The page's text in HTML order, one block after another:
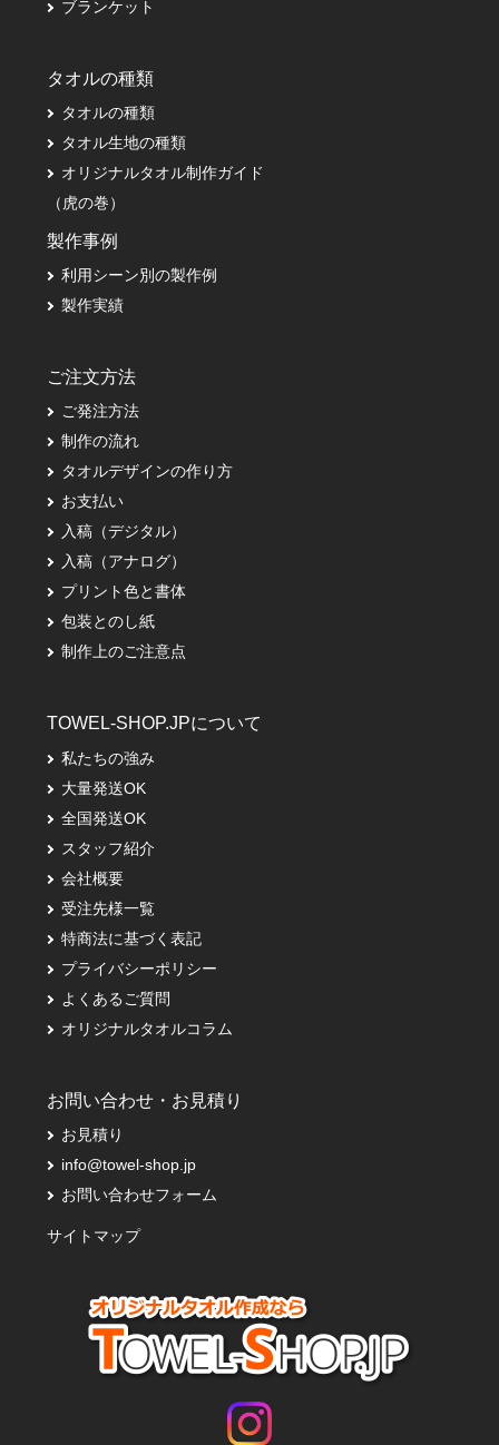
ブランケット
タオルの種類
タオルの種類
タオル生地の種類
オリジナルタオル制作ガイド
（虎の巻）
製作事例
利用シーン別の製作例
製作実績
ご注文方法
ご発注方法
制作の流れ
タオルデザインの作り方
お支払い
入稿（デジタル）
入稿（アナログ）
プリント色と書体
包装とのし紙
制作上のご注意点
TOWEL-SHOP.JPについて
私たちの強み
大量発送OK
全国発送OK
スタッフ紹介
会社概要
受注先様一覧
特商法に基づく表記
プライバシーポリシー
よくあるご質問
オリジナルタオルコラム
お問い合わせ・お見積り
お見積り
info@towel-shop.jp
お問い合わせフォーム
サイトマップ